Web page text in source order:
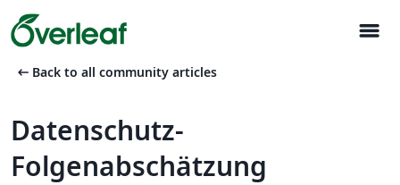
menu
arrow_left_alt Back to all community articles
Datenschutz-
Folgenabschätzung